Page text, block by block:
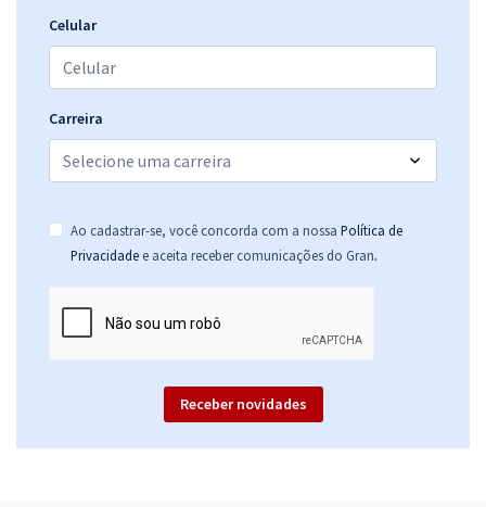
Celular
Carreira
Ao cadastrar-se, você concorda com a nossa Política de
Privacidade e aceita receber comunicações do Gran.
Receber novidades